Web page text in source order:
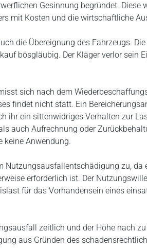
Gesinnung begründet.
mit Kosten und die wirtschaftliche
die Übereignung des Fahrzeugs.
bösgläubig. Der Kläger verlor sein
sich nach dem
findet nicht statt. Ein
ihr ein sittenwidriges Verhalten zur
auch Aufrechnung oder
keine Anwendung.
Nutzungsausfallentschädigung zu,
erforderlich ist. Der
für das Vorhandensein eines
zeitlich und der Höhe nach
aus Gründen des